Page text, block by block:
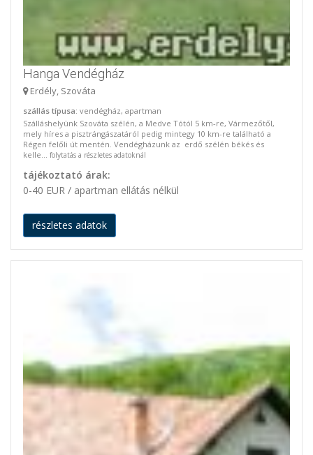
Hanga Vendégház
Erdély, Szováta
szállás típusa: vendégház, apartman
Szálláshelyünk Szováta szélén, a Medve Tótól 5 km-re, Vármezőtől,
mely híres a pisztrángászatáról pedig mintegy 10 km-re található a
Régen felőli út mentén. Vendégházunk az erdő szélén békés és
kelle... folytatás a részletes adatoknál
tájékoztató árak:
0-40 EUR / apartman ellátás nélkül
részletes adatok